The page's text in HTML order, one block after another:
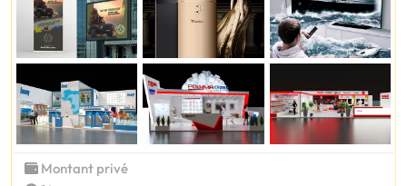
Montant privé